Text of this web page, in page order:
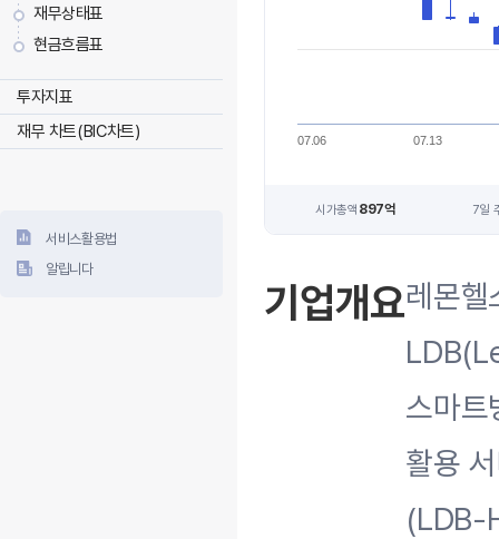
재무상태표
현금흐름표
투자지표
재무 차트(BIC차트)
서비스활용법
알립니다
07.06 07.13
시가총액 897억 7일
기업개요레몬헬
스마트
활용
(LDB-